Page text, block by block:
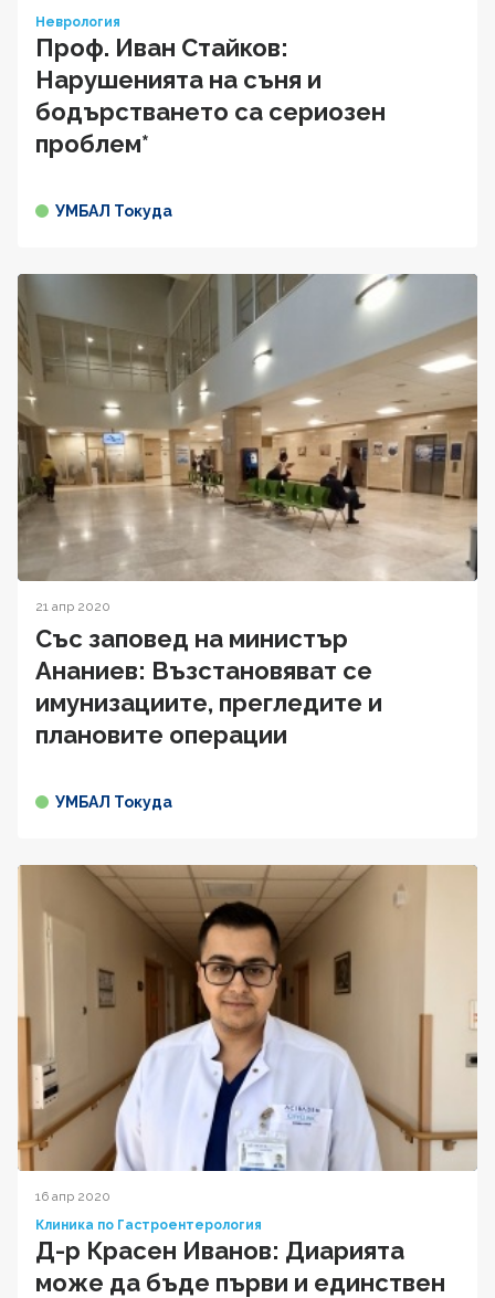
Неврология
Проф. Иван Стайков:
Нарушенията на съня и
бодърстването са сериозен
проблем*
УМБАЛ Токуда
21 апр 2020
Със заповед на министър
Ананиев: Възстановяват се
имунизациите, прегледите и
плановите операции
УМБАЛ Токуда
16 апр 2020
Клиника по Гастроентерология
Д-р Красен Иванов: Диарията
може да бъде първи и единствен